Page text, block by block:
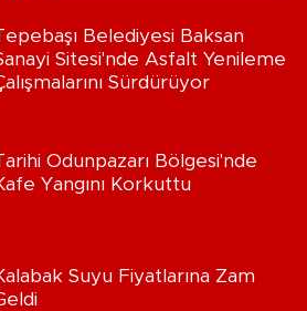
Belediyesi Baksan
Sitesi'nde Asfalt Yenileme
Sürdürüyor
Odunpazarı Bölgesi'nde
Yangını Korkuttu
Suyu Fiyatlarına Zam